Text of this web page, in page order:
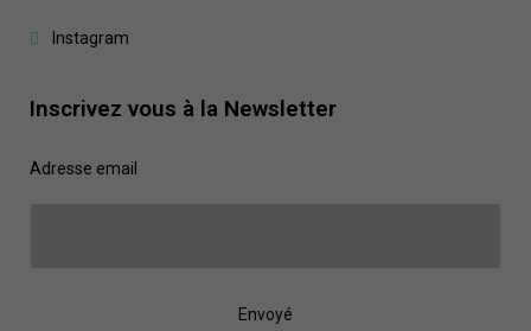
Instagram
Inscrivez vous à la Newsletter
Adresse email
Envoyé